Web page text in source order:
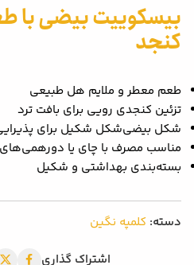
بیسکوییت بیضی با
کنجد
طعم معطر و ملایم هل طبیعی
تزئین کنجدی رویی برای بافت ترد
شکل بیضی‌شکل شکیل برای
مناسب مصرف با چای یا
بسته‌بندی بهداشتی و شکیل
دسته: کلمپه نگین
اشتراک گذاری